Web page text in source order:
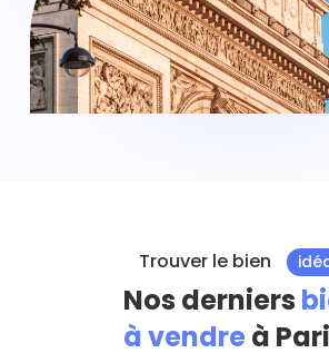
Trouver le bien
Nos derniers
à vendre à